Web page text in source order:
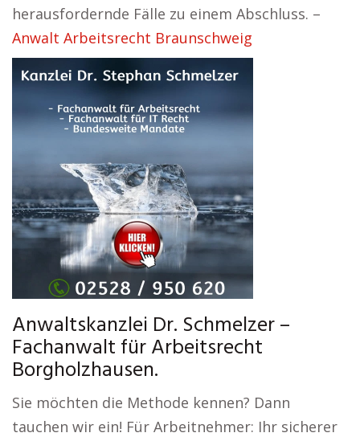
herausfordernde Fälle zu einem Abschluss. –
Anwalt Arbeitsrecht Braunschweig
Anwaltskanzlei Dr. Schmelzer –
Fachanwalt für Arbeitsrecht
Borgholzhausen.
Sie möchten die Methode kennen? Dann
tauchen wir ein! Für Arbeitnehmer: Ihr sicherer